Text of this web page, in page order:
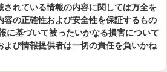
されている情報の内容に関しては万全を
容の正確性および安全性を保証するもの
に基づいて被ったいかなる損害について
よび情報提供者は一切の責任を負いかね